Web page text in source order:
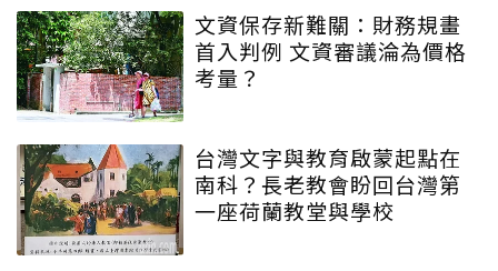
文資保存新難關：財務規畫
首入判例 文資審議淪為價格
考量？
台灣文字與教育啟蒙起點在
南科？長老教會盼回台灣第
一座荷蘭教堂與學校